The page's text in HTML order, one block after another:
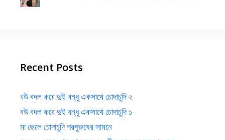
Recent Posts
বউ বদল করে দুই বন্ধু একসাথে চোদাচুদি ২
বউ বদল করে দুই বন্ধু একসাথে চোদাচুদি ১
মা ছেলে চোদাচুদি পরপুরুষের সামনে